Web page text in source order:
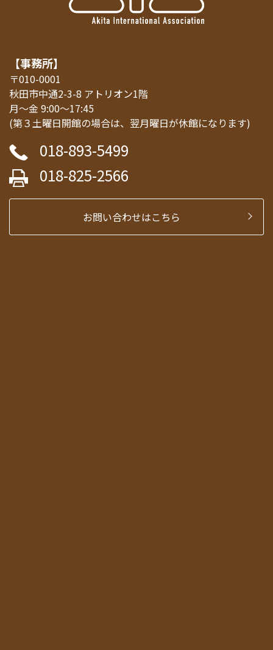
【事務所】
〒010-0001
秋田市中通2-3-8 アトリオン1階
月～金 9:00～17:45
(第３土曜日開館の場合は、翌月曜日が休館になります)
018-893-5499
018-825-2566
お問い合わせはこちら